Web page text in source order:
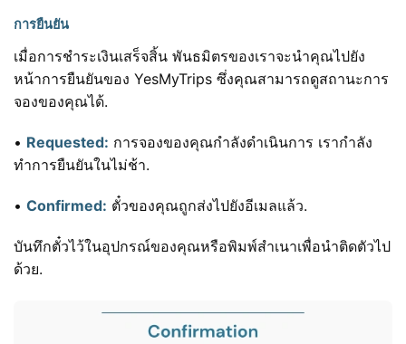
การยืนยัน
เมื่อการชำระเงินเสร็จสิ้น พันธมิตรของเราจะนำคุณไปยัง
หน้าการยืนยันของ YesMyTrips ซึ่งคุณสามารถดูสถานะการ
จองของคุณได้.
• Requested: การจองของคุณกำลังดำเนินการ เรากำลัง
ทำการยืนยันในไม่ช้า.
• Confirmed: ตั๋วของคุณถูกส่งไปยังอีเมลแล้ว.
บันทึกตั๋วไว้ในอุปกรณ์ของคุณหรือพิมพ์สำเนาเพื่อนำติดตัวไป
ด้วย.